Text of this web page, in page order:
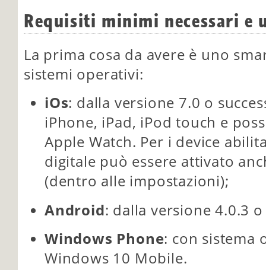
Requisiti minimi necessari e
La prima cosa da avere è uno
sistemi operativi:
iOs: dalla versione 7.0 o
iPhone, iPad, iPod touch e
Apple Watch. Per i device
digitale può essere attivato
(dentro alle impostazioni);
Android: dalla versione 4.0.3 o
Windows Phone: con sistema
Windows 10 Mobile.